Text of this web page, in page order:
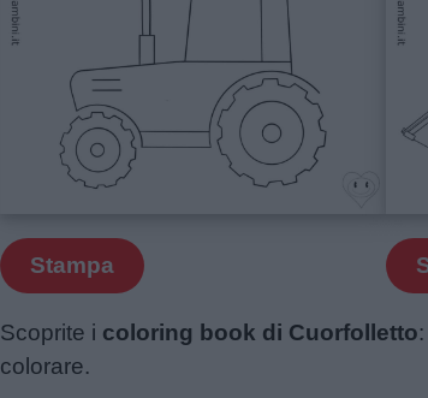
Stampa
Scoprite i coloring book di Cuorfolletto
colorare.